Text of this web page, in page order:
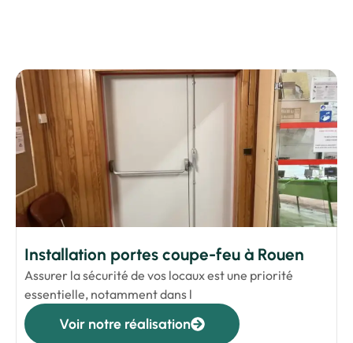
Installation portes coupe-feu à Rouen
Assurer la sécurité de vos locaux est une priorité
essentielle, notamment dans l
Voir notre réalisation